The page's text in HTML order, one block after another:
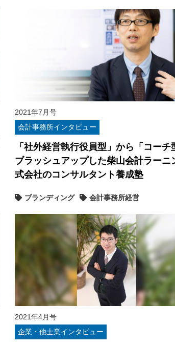
2021年7月号
会計事務所インタビュー
「社外経営執行役員型」から「コーチ
ブラッシュアップした柴山会計ラーニ
式会社のコンサルタント養成塾
ブランディング 会計事務所経営
2021年4月号
企業・他士業インタビュー